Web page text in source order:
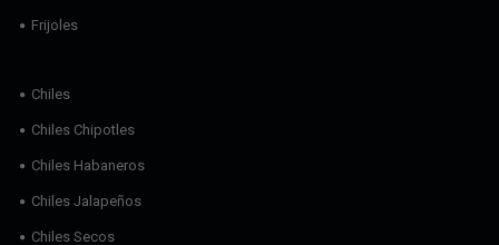
Frijoles
Chiles
Chiles Chipotles
Chiles Habaneros
Chiles Jalapeños
Chiles Secos